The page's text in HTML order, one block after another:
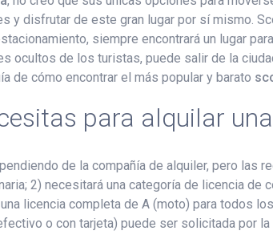
y disfrutar de este gran lugar por sí mismo.
siempre encontrará un lugar
ocultos de los turistas, puede salir de la
de cómo encontrar el más popular y barato
para alquilar
de la compañía de alquiler, pero las
2) necesitará una categoría de licencia
licencia completa de A (moto) para todos
o con tarjeta) puede ser solicitada por